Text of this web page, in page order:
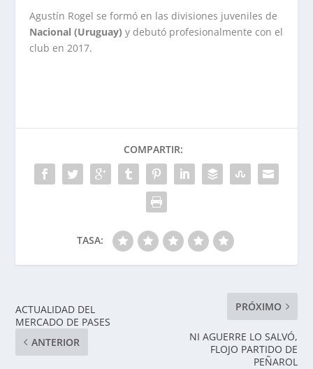
Agustín Rogel se formó en las divisiones juveniles de
Nacional (Uruguay) y debutó profesionalmente con el
club en 2017.
COMPARTIR:
TASA:
ACTUALIDAD DEL
MERCADO DE PASES
ANTERIOR
PRÓXIMO
NI AGUERRE LO SALVÓ,
FLOJO PARTIDO DE
PEÑAROL